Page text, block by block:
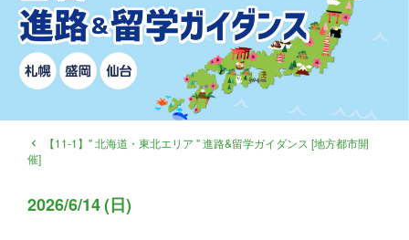
navigate_before
【11-1】" 北海道・東北エリア " 進路&留学ガイダンス [地方都市開
催]
2026/6/14(日)